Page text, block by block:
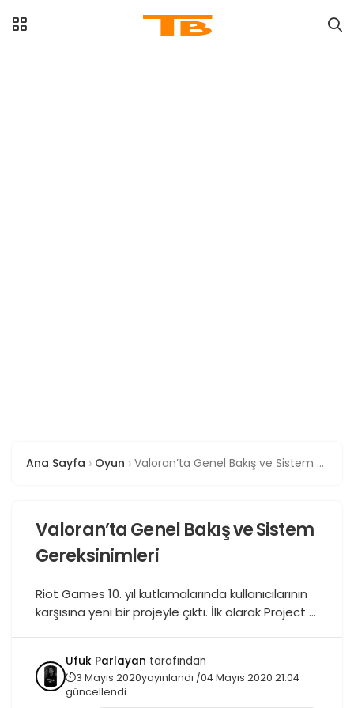
Ana Sayfa Oyun Valoran’ta Genel Bakış ve Sistem Gereksinimleri
Valoran’ta Genel Bakış ve Sistem
Gereksinimleri
Riot Games 10. yıl kutlamalarında kullanıcılarının
karşısına yeni bir projeyle çıktı. İlk olarak Project A
grafiklerini birleştirip ortaya yeni bir oyun
çıkaracakları söyleniyordu. Yani hem FPS
oyunlarındaki silahlar, hem de Overwatch
Ufuk Parlayan tarafından
3 Mayıs 2020yayınlandı /04 Mayıs 2020 21:04
güncellendi